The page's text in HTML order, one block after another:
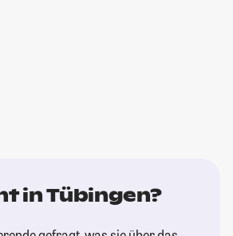
in Tübingen?